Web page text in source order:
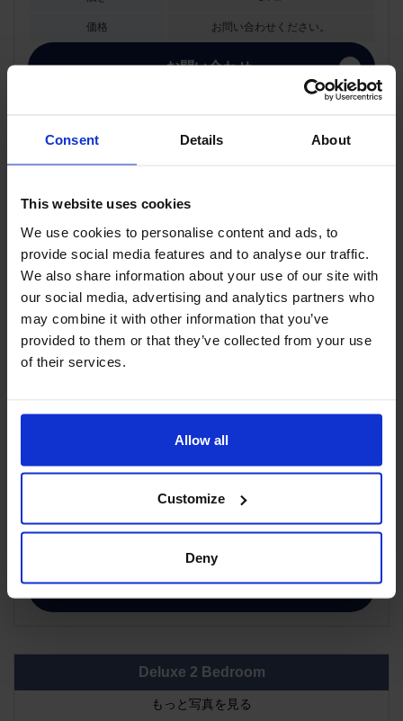
Consent Details About
This website uses cookies
We use cookies to personalise content and ads, to
provide social media features and to analyse our traffic.
We also share information about your use of our site with
our social media, advertising and analytics partners who
may combine it with other information that you’ve
provided to them or that they’ve collected from your use
of their services.
Allow all
Customize
Deny
価格 お問い合わせください。
お問い合わせ
広さ 40 ㎡
お問い合わせください。
お問い合わせ
Superior 1 Bedroom Suite
もっと写真を見る
Superior 1 Bedroom Suite
お問い合わせ
Deluxe 2 Bedroom
もっと写真を見る